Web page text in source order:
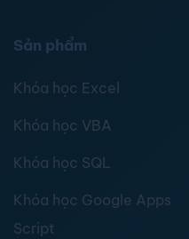
Sản phẩm
Khóa học Excel
Khóa học VBA
Khóa học SQL
Khóa học Google Apps
Script